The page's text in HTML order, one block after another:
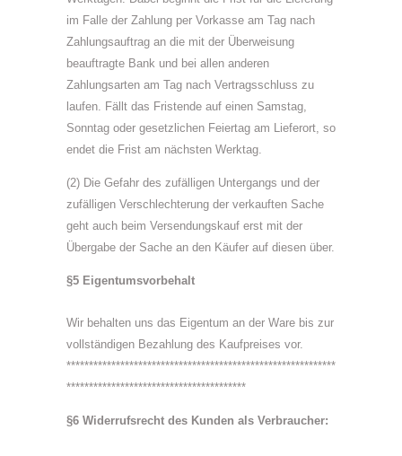
im Falle der Zahlung per Vorkasse am Tag nach
Zahlungsauftrag an die mit der Überweisung
beauftragte Bank und bei allen anderen
Zahlungsarten am Tag nach Vertragsschluss zu
laufen. Fällt das Fristende auf einen Samstag,
Sonntag oder gesetzlichen Feiertag am Lieferort, so
endet die Frist am nächsten Werktag.
(2) Die Gefahr des zufälligen Untergangs und der
zufälligen Verschlechterung der verkauften Sache
geht auch beim Versendungskauf erst mit der
Übergabe der Sache an den Käufer auf diesen über.
§5 Eigentumsvorbehalt
Wir behalten uns das Eigentum an der Ware bis zur
vollständigen Bezahlung des Kaufpreises vor.
************************************************************
****************************************
§6 Widerrufsrecht des Kunden als Verbraucher: